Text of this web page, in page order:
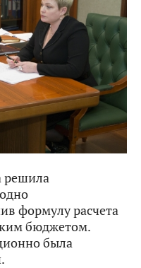
решила
формулу расчета
бюджетом.
была